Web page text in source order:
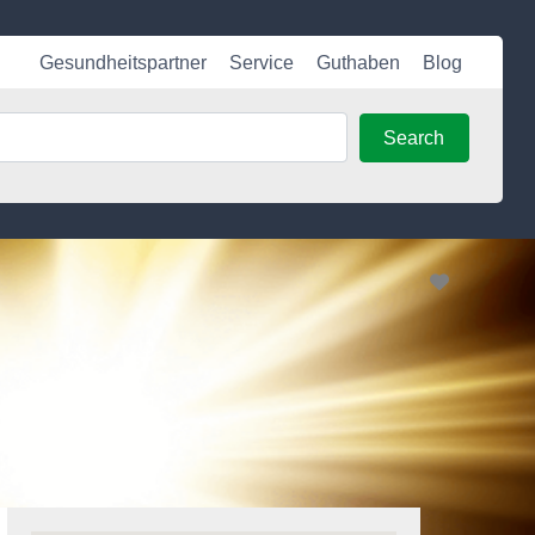
Gesundheitspartner Service Guthaben Blog
Search
Favorite